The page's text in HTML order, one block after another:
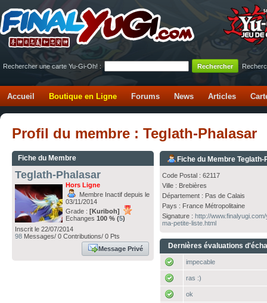
Rechercher une carte Yu-Gi-Oh! :
Accueil Boutique en Ligne Forums News Articles
Profil du membre : Teglath-Phalasar
Fiche du Membre
Teglath-Phalasar
Hors Ligne
Membre Inactif depuis le
03/11/2014
Grade : [Kuriboh]
Echanges 100 % (5)
Inscrit le 22/07/2014
98 Messages/ 0 Contributions/ 0 Pts
Message Privé
Fiche du Membre
Code Postal : 62117
Ville : Brebières
Département : Pas de Calais
Pays : France Métropolitaine
Signature :http://
ma-petite-liste.html
Dernières évaluations
impecable
ras :)
ok